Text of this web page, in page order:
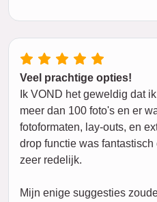
Veel prachtige opties!
Ik VOND het geweldig dat
meer dan 100 foto's en er
fotoformaten, lay-outs, en
drop functie was
zeer redelijk.
Mijn enige suggesties